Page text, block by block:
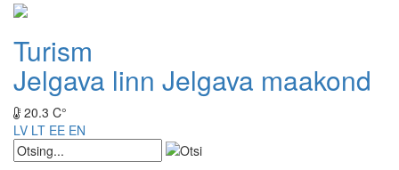
Turism
Jelgava linn Jelgava maakond
20.3 C°
LV LT EE EN